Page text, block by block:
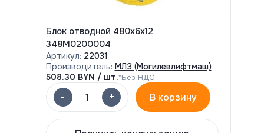
Блок отводной 480х6х12
348М0200004
Артикул: 22031
Производитель: МЛЗ (Могилевлифтмаш)
508.30 BYN / шт.*Без НДС
- 1 + В корзину